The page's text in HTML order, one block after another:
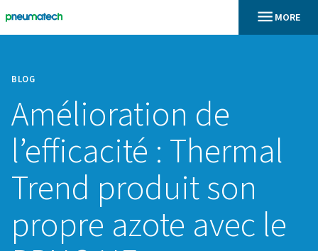
BLOG
Amélioration de
l’efficacité :
Trend produit